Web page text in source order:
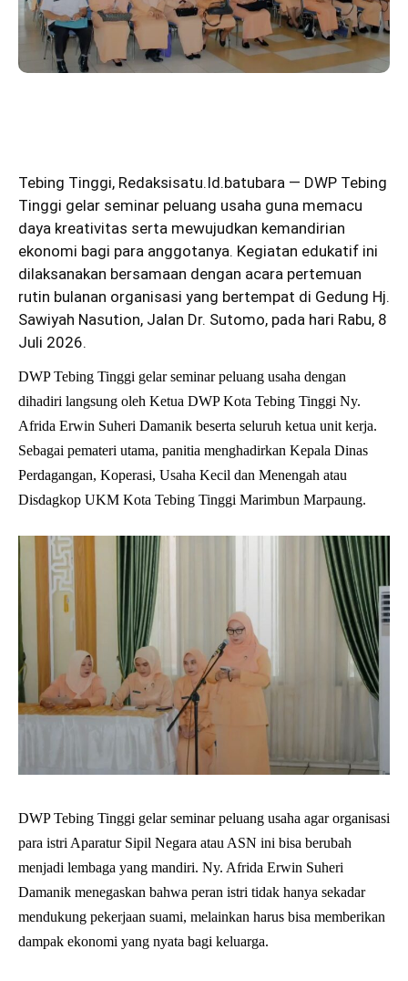
Tebing Tinggi, Redaksisatu.Id.batubara — DWP Tebing
Tinggi gelar seminar peluang usaha guna memacu
daya kreativitas serta mewujudkan kemandirian
ekonomi bagi para anggotanya. Kegiatan edukatif ini
dilaksanakan bersamaan dengan acara pertemuan
rutin bulanan organisasi yang bertempat di Gedung Hj.
Sawiyah Nasution, Jalan Dr. Sutomo, pada hari Rabu, 8
Juli 2026.
DWP Tebing Tinggi gelar seminar peluang usaha dengan
dihadiri langsung oleh Ketua DWP Kota Tebing Tinggi Ny.
Afrida Erwin Suheri Damanik beserta seluruh ketua unit kerja.
Sebagai pemateri utama, panitia menghadirkan Kepala Dinas
Perdagangan, Koperasi, Usaha Kecil dan Menengah atau
Disdagkop UKM Kota Tebing Tinggi Marimbun Marpaung.
DWP Tebing Tinggi gelar seminar peluang usaha agar organisasi
para istri Aparatur Sipil Negara atau ASN ini bisa berubah
menjadi lembaga yang mandiri. Ny. Afrida Erwin Suheri
Damanik menegaskan bahwa peran istri tidak hanya sekadar
mendukung pekerjaan suami, melainkan harus bisa memberikan
dampak ekonomi yang nyata bagi keluarga.